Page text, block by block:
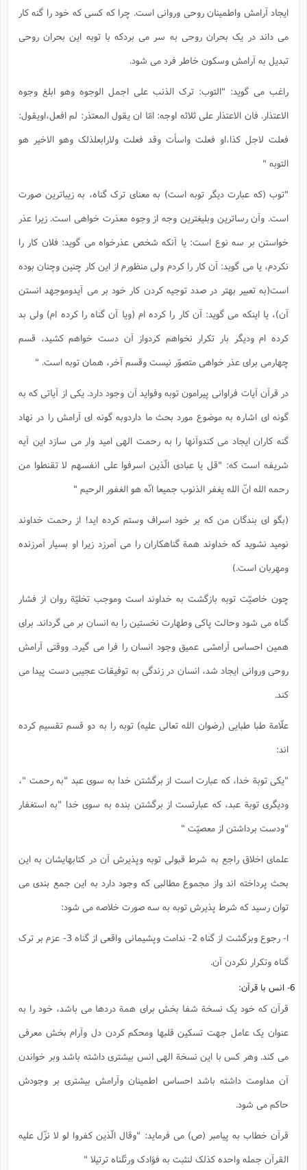
ایجاد آرامش واطمینان روحی وروانی است. چرا که کسی که خود را گنه کار
می داند در یک بحران روحی به سر می بردکه با توبه این بحران روحی
تبدیل به آرامش وسکون خاطر فرد می شود.
راغب می گوید: "التوب: ترک الذنب علی اجمل الوجوه وهو ابلغ وجوه
الاعتذار. فان الاعتذار علی ثلاثه اوجه: امّا ان یقول المعتذر: لم افعل،اویقول:
فعلت لاجل کذا،او فعلت واسأت وقد فعلت ولارابعلذلک وهو الاخیر هو
التوبه "
"توب (که عبارت دیگر توبه است) به معنای ترک گناه، به زیباترین صورت
است. وآن رساترین وبلیغترین وجه از وجوه معذرت خواهی است. زیرا عذر
خواستن بر سه نوع است: یا آنکه شخص عذرخواه می گوید: فلان کار را
نکردم، یا می گوید: آن کار را کردم ولی منظورم از این کار چنین وچنان بوده
است(به تعبیر بهتر در صدد توجیه کردن کار خود بر می آیدوموجهد انستن
آن)، یا اینکه می گوید: آن کار را کرده ام (ویا آن گناه را کرده ام) ولی بد
کرده ام ودیگر بار تکرار نخواهم کردواز آن دست خواهم کشید، قسم
چهارمی برای عذر خواهی متصوّر نیست وقسم آخر، همان توبه است. "
در قرآن آیات فراوانی پیرامون توبه وفواید آن وجود دارد. یکی از آیاتی که به
گونه ای اشاره به موضوع مورد بحث ما داردوبه گونه ای آرامش را در نهاد
گنه کاران ایجاد می کندوآنها را به رحمت الهی امید وار می سازد این آیه
شریفه است که: "قل یا عبادی الّذین اسرفوا علی انفسهم لا تقنطوا من
رحمه الله انّ الله یغفر الذنوب جمیعا انّه هو الغفور الرحیم "
(بگو ای بندگان من که بر خود اسراف وستم کرده اید! از رحمت خداوند
نومید نشوید که خداوند همة گناهکاران را می آمرزد زیرا او بسیار آمرزنده
ومهربان است.)
چون خاصیّت توبه بازگشت به خداوند است وموجب تخلیّة روان از فشار
گناه می شود وحالت پاکی وطهارت نخستین را به انسان بر می گرداند. برای
همین احساس آرامشی عمیق وجود انسان را فرا می گیرد. ووقتی آرامش
روحی وروانی ایجاد شد، انسان در زندگی به توفیقات عجیبی دست پیدا می
کند.
علّامة طبا طبایی (رضوان الله تعالی علیه) توبه را به دو قسم تقسیم کرده
اند:
"یکی توبة خدا، که عبارت است از برگشتن خدا به سوی عبد "به رحمت "،
ودیگری توبة عبد، که عبارتست از برگشتن بنده به سوی خدا "به استغفار
"ودست برداشتن از معصیّت "
علمای اخلاق راجع به شرط قبولی توبه وپذیرش آن در کتابهایشان به این
بحث پرداخته اند واز مجموع مطالبی که وجود دارد به این جمع بندی می
توان رسید که شرط پذیرش توبه به سه صورت خلاصه می شود:
ا- رجوع وبزگشت از گناه 2- ندامت وپشیمانی واقعی از گناه 3- عزم بر ترک
گناه وتکرار نکردن آن.
6- انس با قرآن:
قرآن که خود یک نسخة شفا بخش برای همة دردها می باشد، خود را به
عنوان یک عامل جهت تسکین قلبها ومحکم کردن دل وآرام بخش معرفی
می کند. وهر کس با این نسخة الهی انس بیشتری داشته باشد وبر خواندن
آن مداومت داشته باشد احساس اطمینان وآرامش بیشتری بر وجودش
حاکم می شود.
قرآن خطاب به پیامبر (ص) می فرماید: "وقال الّذین کفروا لو لا نزّل علیه
القرآن جمله واحده کذلک لنثبت به فؤادک ورتّلناه ترتیلا "